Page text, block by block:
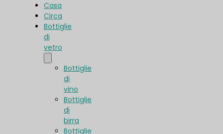
Casa
Circa
Bottiglie
di
vetro
Bottiglie
di
vino
Bottiglie
di
birra
Bottiglie